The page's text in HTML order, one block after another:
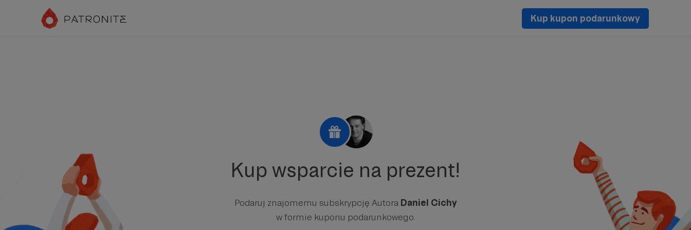
Kup kupon podarunkowy
Kup wsparcie na prezent!
Podaruj znajomemu subskrypcję Autora Daniel Cichy
w formie kuponu podarunkowego.